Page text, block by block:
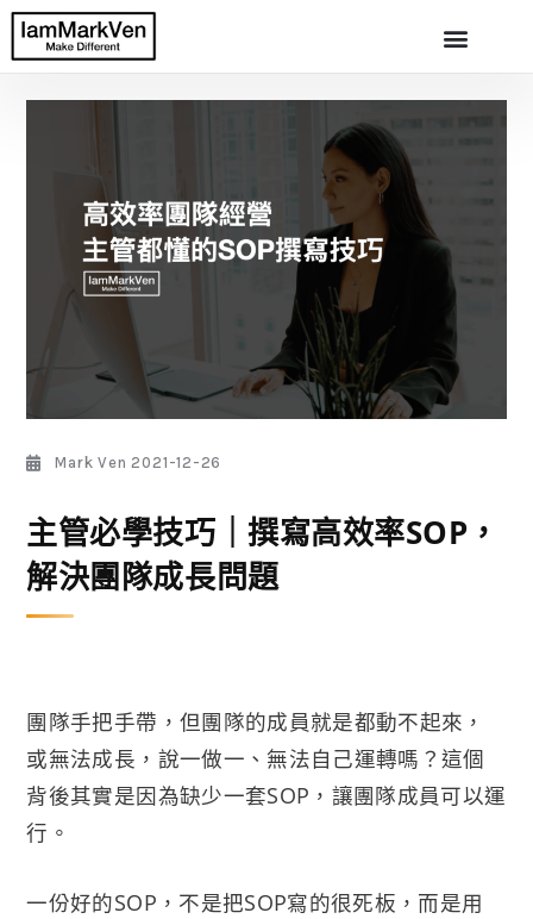
Mark Ven 2021-12-26
主管必學技巧｜撰寫高效率SOP，
解決團隊成長問題
團隊手把手帶，但團隊的成員就是都動不起來，
或無法成長，說一做一、無法自己運轉嗎？這個
背後其實是因為缺少一套SOP，讓團隊成員可以運
行。
一份好的SOP，不是把SOP寫的很死板，而是用